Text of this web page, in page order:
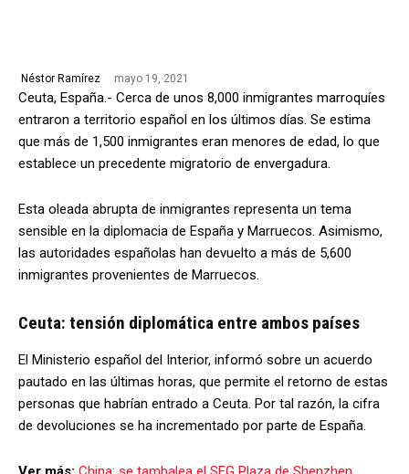
Néstor Ramírez mayo 19, 2021
Ceuta, España.- Cerca de unos 8,000 inmigrantes marroquíes
entraron a territorio español en los últimos días. Se estima
que más de 1,500 inmigrantes eran menores de edad, lo que
establece un precedente migratorio de envergadura.
Esta oleada abrupta de inmigrantes representa un tema
sensible en la diplomacia de España y Marruecos. Asimismo,
las autoridades españolas han devuelto a más de 5,600
inmigrantes provenientes de Marruecos.
Ceuta: tensión diplomática entre ambos países
El Ministerio español del Interior, informó sobre un acuerdo
pautado en las últimas horas, que permite el retorno de estas
personas que habrían entrado a Ceuta. Por tal razón, la cifra
de devoluciones se ha incrementado por parte de España.